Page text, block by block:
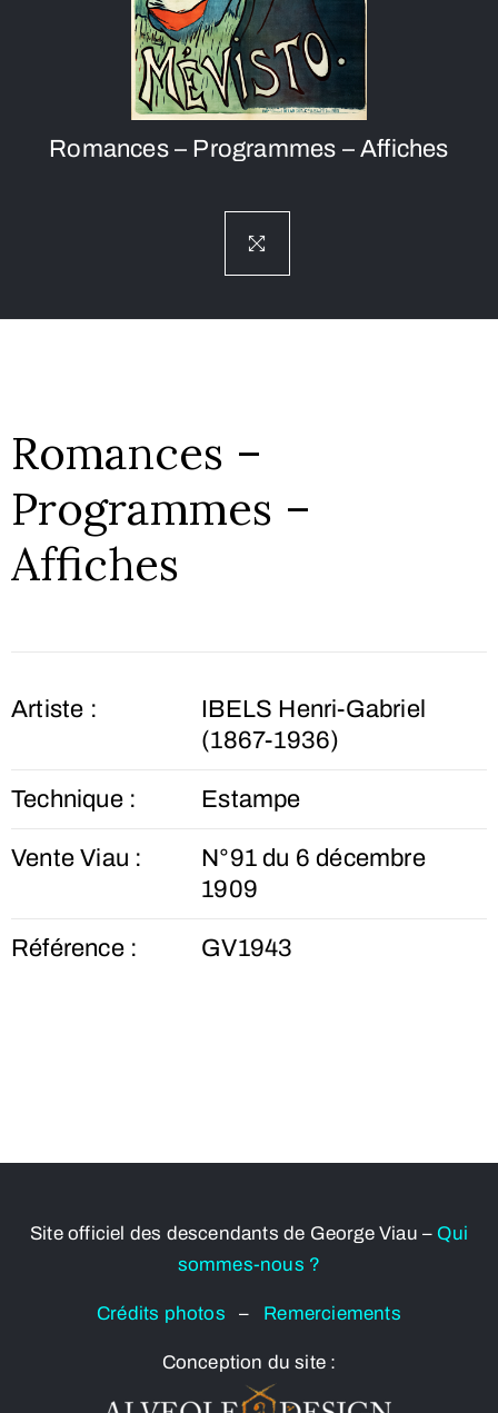
Romances – Programmes – Affiches
Romances –
Programmes –
Affiches
Artiste :
IBELS Henri-Gabriel
(1867-1936)
Technique : Estampe
Vente Viau :
N°91 du 6 décembre
1909
Référence : GV1943
Site officiel des descendants de George Viau – Qui
sommes-nous ?
Crédits photos– Remerciements
Conception du site :